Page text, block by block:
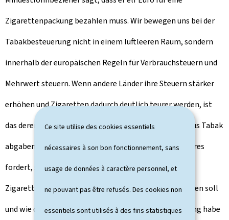
Ce site utilise des cookies essentiels
nécessaires à son bon fonctionnement, sans
usage de données à caractère personnel, et
ne pouvant pas être refusés. Des cookies non
essentiels sont utilisés à des fins statistiques
Zigarettenpackung bezahlen muss. Wir bewegen uns bei der
Tabakbesteuerung nicht in einem luftleeren Raum, sondern
innerhalb der europäischen Regeln für Verbrauchsteuern und
Mehrwert steuern. Wenn andere Länder ihre Steuern stärker
erhöhen und Zigaretten dadurch deutlich teurer werden, ist
das deren Entscheidung. Auf rund 1,5 Milliarden Euro aus Tabak
abgaben können wir nicht verzichten. Wer etwas anderes
fordert, sollte auch öffentlich sagen, wie viel die
Zigarettenpackung für den Konsumenten künftig kosten soll
und wie diese Einnahmen ersetzt werden sollen. Bislang habe